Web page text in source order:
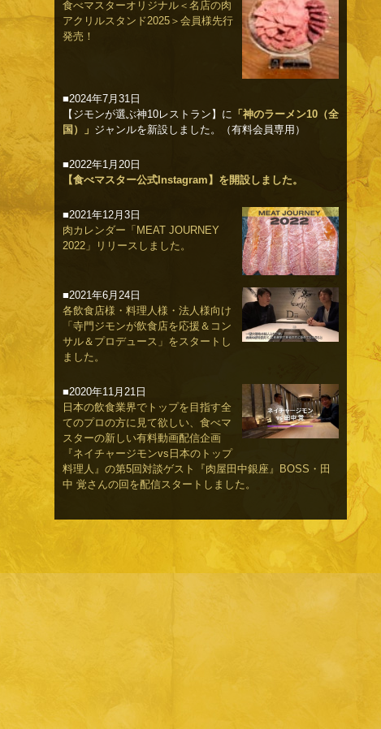
食べマスターオリジナル＜名店の肉
アクリルスタンド2025＞会員様先行
発売！
■2024年7月31日
【ジモンが選ぶ神10レストラン】に 「神のラーメン10（全
国）」 ジャンルを新設しました。（有料会員専用）
■2022年1月20日
【食べマスター公式Instagram】を開設しました。
■2021年12月3日
肉カレンダー「MEAT JOURNEY
2022」リリースしました。
■2021年6月24日
各飲食店様・料理人様・法人様向け
「寺門ジモンが飲食店を応援＆コン
サル＆プロデュース」をスタートし
ました。
■2020年11月21日
日本の飲食業界でトップを目指す全
てのプロの方に見て欲しい、食べマ
スターの新しい有料動画配信企画
『ネイチャージモンvs日本のトップ
料理人』の第5回対談ゲスト『肉屋田中銀座』BOSS・田
中 覚さんの回を配信スタートしました。